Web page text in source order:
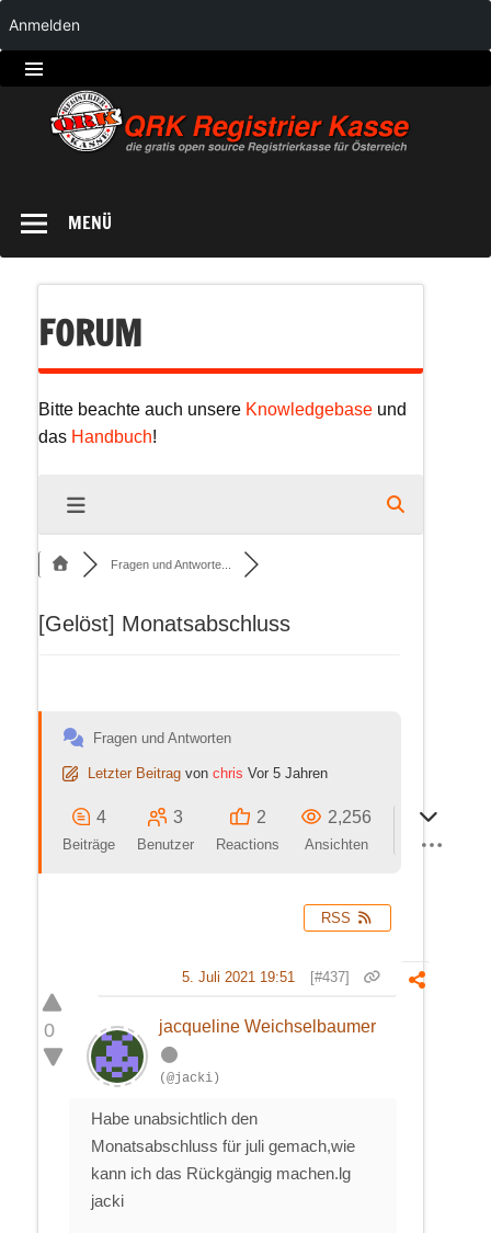
QRK
MENÜ
FORUM
Bitte beachte auch unsere Knowledgebase und
das Handbuch!
Fragen und Antworte...
[Gelöst] Monatsabschluss
Fragen und Antworten
Letzter Beitrag von chris Vor 5 Jahren
4
Beiträge
3
Benutzer
2
Reactions
2,256
Ansichten
RSS
0
[#437]
5. Juli 2021 19:51
jacqueline Weichselbaumer
(@jacki)
Habe unabsichtlich den
Monatsabschluss für juli gemach,wie
kann ich das Rückgängig machen.lg
jacki
Anmelden